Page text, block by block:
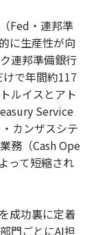
Fed・連邦準
に生産性が向
連邦準備銀行
で年間約117
ルイスとアト
Service
カンザスシテ
務（Cash Ope
って短縮され
成功裏に定着
門ごとにAI担